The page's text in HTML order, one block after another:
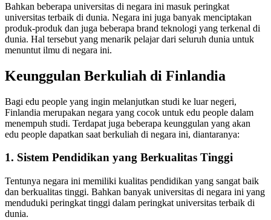
Bahkan beberapa universitas di negara ini masuk peringkat
universitas terbaik di dunia. Negara ini juga banyak menciptakan
produk-produk dan juga beberapa brand teknologi yang terkenal di
dunia. Hal tersebut yang menarik pelajar dari seluruh dunia untuk
menuntut ilmu di negara ini.
Keunggulan Berkuliah di Finlandia
Bagi edu people yang ingin melanjutkan studi ke luar negeri,
Finlandia merupakan negara yang cocok untuk edu people dalam
menempuh studi. Terdapat juga beberapa keunggulan yang akan
edu people dapatkan saat berkuliah di negara ini, diantaranya:
1. Sistem Pendidikan yang Berkualitas Tinggi
Tentunya negara ini memiliki kualitas pendidikan yang sangat baik
dan berkualitas tinggi. Bahkan banyak universitas di negara ini yang
menduduki peringkat tinggi dalam peringkat universitas terbaik di
dunia.